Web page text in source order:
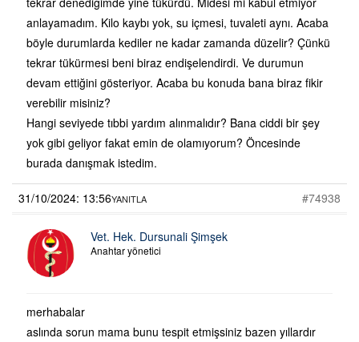
anlayamadım. Kilo kaybı yok, su içmesi, tuvaleti aynı. Acaba
böyle durumlarda kediler ne kadar zamanda düzelir? Çünkü
tekrar tükürmesi beni biraz endişelendirdi. Ve durumun
devam ettiğini gösteriyor. Acaba bu konuda bana biraz fikir
verebilir misiniz?
Hangi seviyede tıbbi yardım alınmalıdır? Bana ciddi bir şey
yok gibi geliyor fakat emin de olamıyorum? Öncesinde
burada danışmak istedim.
31/10/2024: 13:56 #74938
YANITLA
Vet. Hek. Dursunali Şimşek
Anahtar yönetici
merhabalar
aslında sorun mama bunu tespit etmişsiniz bazen yıllardır